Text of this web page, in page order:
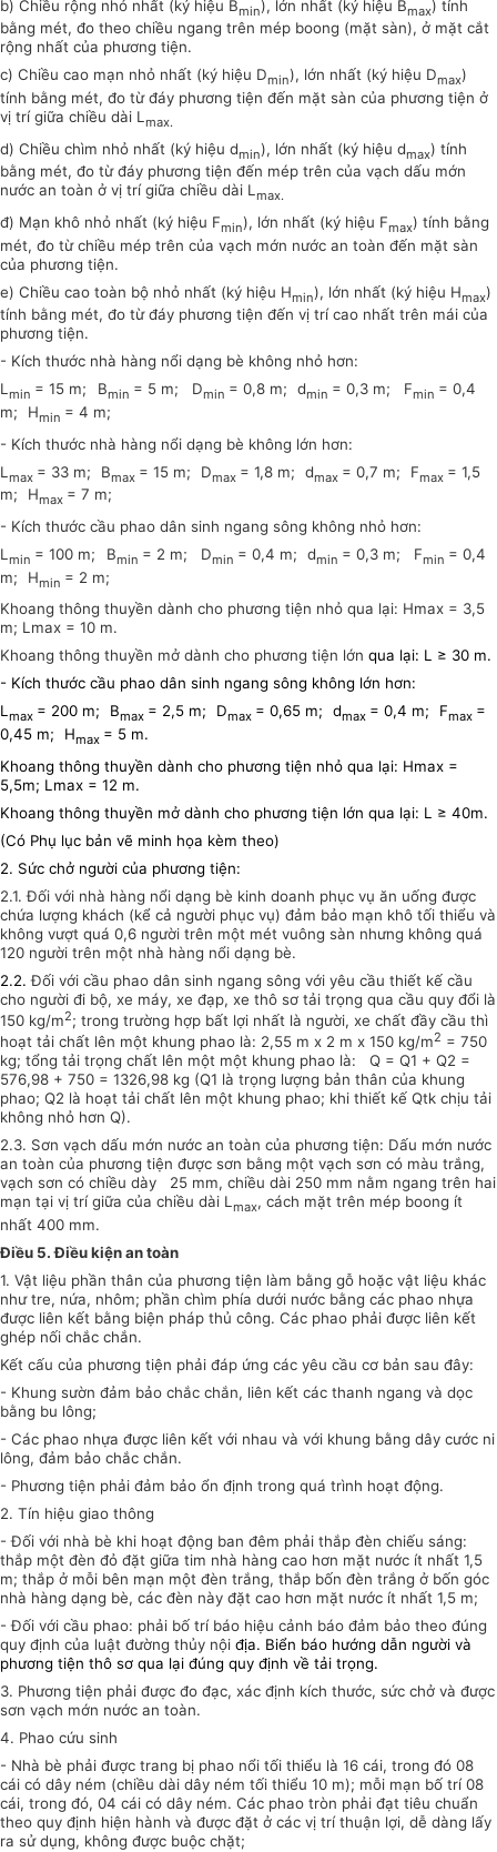
b) Chiều rộng nhỏ nhất (ký hiệu Bmin), lớn nhất (ký hiệu Bmax) tính
bằng mét, đo theo chiều ngang trên mép boong (mặt sàn), ở mặt cắt
rộng nhất của phương tiện.
c) Chiều cao mạn nhỏ nhất (ký hiệu Dmin), lớn nhất (ký hiệu Dmax)
tính bằng mét, đo từ đáy phương tiện đến mặt sàn của phương tiện ở
vị trí giữa chiều dài L max.
d) Chiều chìm nhỏ nhất (ký hiệu dmin), lớn nhất (ký hiệu dmax) tính
bằng mét, đo từ đáy phương tiện đến mép trên của vạch dấu mớn
nước an toàn ở vị trí giữa chiều dài Lmax.
đ) Mạn khô nhỏ nhất (ký hiệu Fmin), lớn nhất (ký hiệu Fmax) tính bằng
mét, đo từ chiều mép trên của vạch mớn nước an toàn đến mặt sàn
của phương tiện.
e) Chiều cao toàn bộ nhỏ nhất (ký hiệu Hmin), lớn nhất (ký hiệu Hmax)
tính bằng mét, đo từ đáy phương tiện đến vị trí cao nhất trên mái của
phương tiện.
- Kích thước nhà hàng nổi dạng bè không nhỏ hơn:
Lmin = 15 m; Bmin = 5 m; Dmin = 0,8 m; dmin = 0,3 m; Fmin = 0,4
m;
Hmin = 4 m;
- Kích thước nhà hàng nổi dạng bè không lớn hơn:
L max = 33 m; Bmax = 15 m; Dmax = 1,8 m; dmax = 0,7 m; Fmax = 1,5
m;
Hmax = 7 m;
- Kích thước cầu phao dân sinh ngang sông không nhỏ hơn:
L min = 100 m; Bmin = 2 m; Dmin = 0,4 m; dmin = 0,3 m; Fmin = 0,4
m;
Hmin = 2 m;
Khoang thông thuyền dành cho phương tiện nhỏ qua lại: Hmax = 3,5
m; Lmax = 10 m.
Khoang thông thuyền mở dành cho phương tiện lớn qua lại: L ≥ 30 m.
- Kích thước cầu phao dân sinh ngang sông không lớn hơn:
Lmax = 200 m; Bmax = 2,5 m; Dmax = 0,65 m; dmax = 0,4 m; Fmax =
0,45 m;
Hmax = 5 m.
Khoang thông thuyền dành cho phương tiện nhỏ qua lại: Hmax =
5,5m; Lmax = 12 m.
Khoang thông thuyền mở dành cho phương tiện lớn qua lại: L ≥ 40m.
(Có Phụ lục bản vẽ minh họa kèm theo)
2. Sức chở người của phương tiện:
2.1. Đối với nhà hàng nổi dạng bè kinh doanh phục vụ ăn uống được
chứa lượng khách (kể cả người phục vụ) đảm bảo mạn khô tối thiểu và
không vượt quá 0,6 người trên một mét vuông sàn nhưng không quá
120 người trên một nhà hàng nổi dạng bè.
2.2. Đối với cầu phao dân sinh ngang sông với yêu cầu thiết kế cầu
cho người đi bộ, xe máy, xe đạp, xe thô sơ tải trọng qua cầu quy đổi là
150 kg/m2; trong trường hợp bất lợi nhất là người, xe chất đầy cầu thì
hoạt tải chất lên một khung phao là: 2,55 m x 2 m x 150 kg/m2 = 750
kg; tổng tải trọng chất lên một một khung phao là: Q = Q1 + Q2 =
576,98 + 750 = 1326,98 kg (Q1 là trọng lượng bản thân của khung
phao; Q2 là hoạt tải chất lên một khung phao; khi thiết kế Qtk chịu tải
không nhỏ hơn Q).
2.3. Sơn vạch dấu mớn nước an toàn của phương tiện: Dấu mớn nước
an toàn của phương tiện được sơn bằng một vạch sơn có màu trắng,
vạch sơn có chiều dày 25 mm, chiều dài 250 mm nằm ngang trên hai
mạn tại vị trí giữa của chiều dài Lmax, cách mặt trên mép boong ít
nhất 400 mm.
Điều 5. Điều kiện an toàn
1. Vật liệu phần thân của phương tiện làm bằng gỗ hoặc vật liệu khác
như tre, nứa, nhôm; phần chìm phía dưới nước bằng các phao nhựa
được liên kết bằng biện pháp thủ công. Các phao phải được liên kết
ghép nối chắc chắn.
Kết cấu của phương tiện phải đáp ứng các yêu cầu cơ bản sau đây:
- Khung sườn đảm bảo chắc chắn, liên kết các thanh ngang và dọc
bằng bu lông;
- Các phao nhựa được liên kết với nhau và với khung bằng dây cước ni
lông, đảm bảo chắc chắn.
- Phương tiện phải đảm bảo ổn định trong quá trình hoạt động.
2. Tín hiệu giao thông
- Đối với nhà bè khi hoạt động ban đêm phải thắp đèn chiếu sáng:
thắp một đèn đỏ đặt giữa tim nhà hàng cao hơn mặt nước ít nhất 1,5
m; thắp ở mỗi bên mạn một đèn trắng, thắp bốn đèn trắng ở bốn góc
nhà hàng dạng bè, các đèn này đặt cao hơn mặt nước ít nhất 1,5 m;
- Đối với cầu phao: phải bố trí báo hiệu cảnh báo đảm bảo theo đúng
quy định của luật đường thủy nội địa. Biển báo hướng dẫn người và
phương tiện thô sơ qua lại đúng quy định về tải trọng.
3. Phương tiện phải được đo đạc, xác định kích thước, sức chở và được
sơn vạch mớn nước an toàn.
4. Phao cứu sinh
- Nhà bè phải được trang bị phao nổi tối thiểu là 16 cái, trong đó 08
cái có dây ném (chiều dài dây ném tối thiểu 10 m); mỗi mạn bố trí 08
cái, trong đó, 04 cái có dây ném. Các phao tròn phải đạt tiêu chuẩn
theo quy định hiện hành và được đặt ở các vị trí thuận lợi, dễ dàng lấy
ra sử dụng, không được buộc chặt;